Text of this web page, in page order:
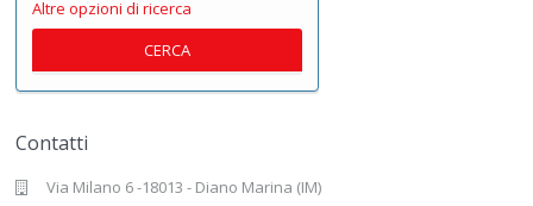
Altre opzioni di ricerca
CERCA
Contatti
Via Milano 6 -18013 - Diano Marina (IM)